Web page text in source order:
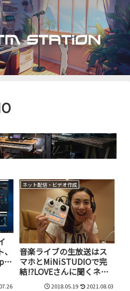
ネット配信・ビデオ作成
音楽ライブの生放送はス
マホとMiNiSTUDIOで完
結!?LOVEさんに聞くネッ
ト配信高音質化テクニッ
2018.05.19 2021.08.03